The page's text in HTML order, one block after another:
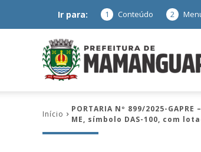
Ir para: 1 Conteúdo 2
Início
PORTARIA Nº 899/2025-
ME, símbolo DAS-100, com